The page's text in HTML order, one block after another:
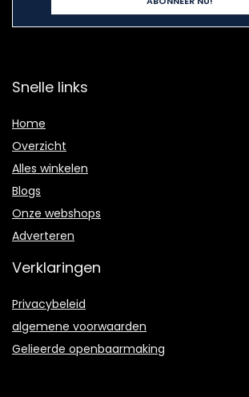
Snelle links
Home
Overzicht
Alles winkelen
Blogs
Onze webshops
Adverteren
Verklaringen
Privacybeleid
algemene voorwaarden
Gelieerde openbaarmaking